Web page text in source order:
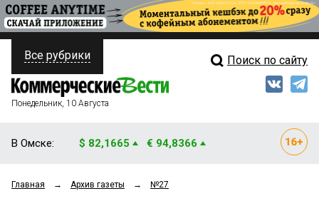
ПОЛИТИКА
ФИНАНСЫ
ОБЩЕСТВО
Свежий выпуск
Все рубрики Поиск по сайту
Понедельник, 10 Августа
В Омске: $ 82,1665 € 94,8366
Главная → Архив газеты → №27